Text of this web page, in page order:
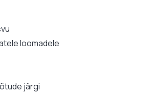
loomadele
järgi